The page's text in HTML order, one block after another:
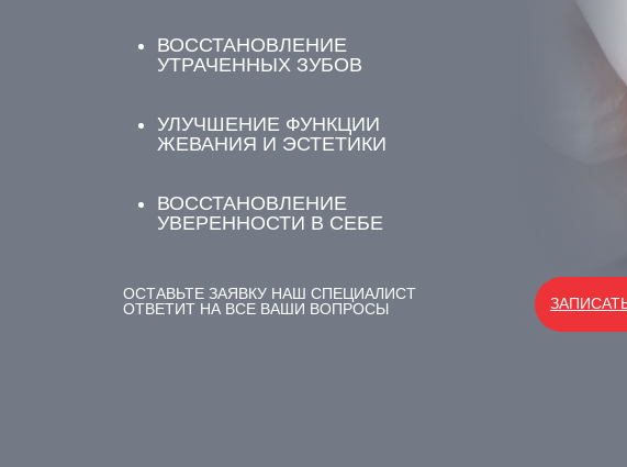
ОСТАВЬТЕ ЗАЯВКУ НАШ СПЕЦИАЛИСТ
ОТВЕТИТ НА ВСЕ ВАШИ ВОПРОСЫ
ВОССТАНОВЛЕНИЕ
УТРАЧЕННЫХ ЗУБОВ
УЛУЧШЕНИЕ ФУНКЦИИ
ЖЕВАНИЯ И ЭСТЕТИКИ
ВОССТАНОВЛЕНИЕ
УВЕРЕННОСТИ В СЕБЕ